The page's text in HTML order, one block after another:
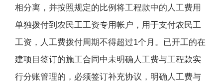
相分离，并按照规定的比例将工程款中的人工费用
单独拨付到农民工工资专用帐户，用于支付农民工
工资，人工费拨付周期不得超过1个月。已开工的在
建项目签订的施工合同中未明确人工费与工程款实
行分账管理的，必须签订补充协议，明确人工费与